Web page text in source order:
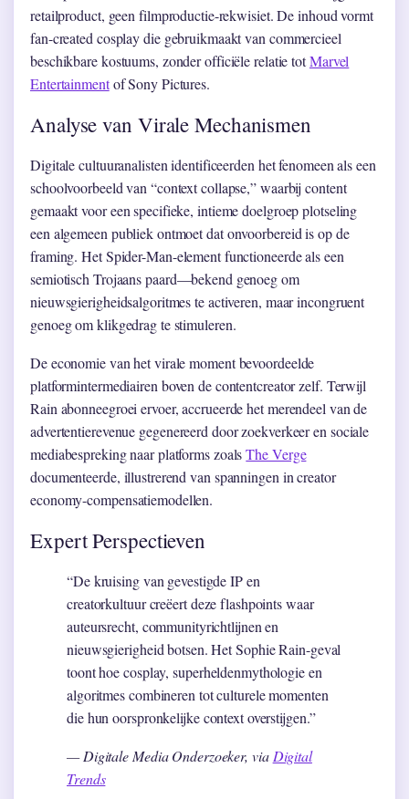
retailproduct, geen filmproductie-rekwisiet. De inhoud vormt
fan-created cosplay die gebruikmaakt van commercieel
beschikbare kostuums, zonder officiële relatie totMarvel
Entertainmentof Sony Pictures.
Analyse van Virale Mechanismen
Digitale cultuuranalisten identificeerden het fenomeen als een
schoolvoorbeeld van “context collapse,” waarbij content
gemaakt voor een specifieke, intieme doelgroep plotseling
een algemeen publiek ontmoet dat onvoorbereid is op de
framing. Het Spider-Man-element functioneerde als een
semiotisch Trojaans paard—bekend genoeg om
nieuwsgierigheidsalgoritmes te activeren, maar incongruent
genoeg om klikgedrag te stimuleren.
De economie van het virale moment bevoordeelde
platformintermediairen boven de contentcreator zelf. Terwijl
Rain abonneegroei ervoer, accrueerde het merendeel van de
advertentierevenue gegenereerd door zoekverkeer en sociale
mediabespreking naar platforms zoalsThe Verge
documenteerde, illustrerend van spanningen in creator
economy-compensatiemodellen.
Expert Perspectieven
“De kruising van gevestigde IP en
creatorkultuur creëert deze flashpoints waar
auteursrecht, communityrichtlijnen en
nieuwsgierigheid botsen. Het Sophie Rain-geval
toont hoe cosplay, superheldenmythologie en
algoritmes combineren tot culturele momenten
die hun oorspronkelijke context overstijgen.”
— Digitale Media Onderzoeker, via Digital
Trends